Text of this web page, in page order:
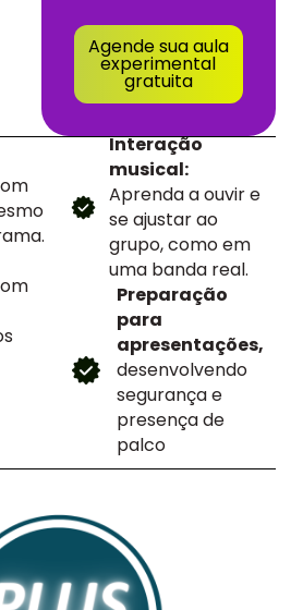
Agende sua aula
experimental
gratuita
Interação
musical:
Aprenda a ouvir e
se ajustar ao
grupo, como em
uma banda real.
Preparação
para
apresentações,
desenvolvendo
segurança e
presença de
palco